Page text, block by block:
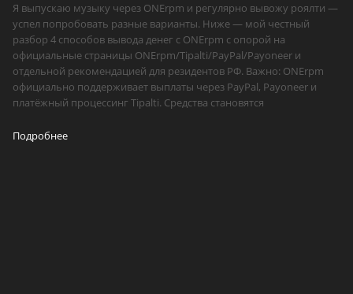
Я выпускаю музыку через ONErpm и регулярно вывожу роялти —
успел попробовать разные варианты. Ниже — мой честный
разбор 4 способов вывода денег с ONErpm с опорой на
официальные страницы ONErpm/Tipalti/PayPal/Payoneer и
отдельной рекомендацией для резидентов РФ. Важно: ONErpm
официально поддерживает выплаты через PayPal, Payoneer и
платёжный процессинг Tipalti. Средства становятся
Подробнее